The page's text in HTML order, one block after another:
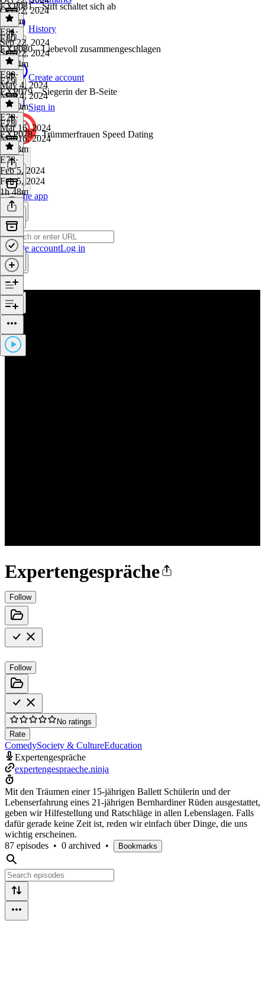
History
Create account
Sign in
Get the app
Create accountLog in
Expertengespräche
Follow
Follow
No ratings
Rate
ComedySociety & CultureEducation
Expertengespräche
expertengespraeche.ninja
Mit den Träumen einer 15-jährigen Ballett Schülerin und der
Lebenserfahrung eines 21-jährigen Bernhardiner Rüden ausgestattet,
geben wir Hilfestellung und Ratschläge in allen Lebenslagen. Falls
dafür gerade keine Zeit ist, reden wir einfach über Dinge, die uns
wichtig erscheinen.
87 episodes • 0 archived • Bookmarks
Oct 22, 2024
2h 7m
EXP081 – Stift schaltet sich ab
E81·
Sep 22, 2024
Sep 22, 2024
2h 24m
E80
EXP080 – Liebevoll zusammengeschlagen
E80·
May 4, 2024
May 4, 2024
2h 40m
E79
EXP079 – Siegerin der B-Seite
E79·
Mar 16, 2024
Mar 16, 2024
2h 13m
E78
EXP078 – Trümmerfrauen Speed Dating
E78·
Feb 5, 2024
Feb 5, 2024
1h 48m